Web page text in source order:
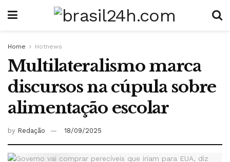
Home Hotnews
Multilateralismo marca
discursos na cúpula sobre
alimentação escolar
by Redação 18/09/2025